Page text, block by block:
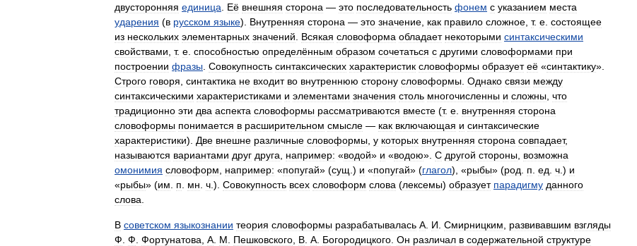
двусторонняя единица Её внешняя сторона — это последовательность фонем с указанием места
ударения (в русском языке). Внутренняя сторона — это значение как правило сложное т. е состоящее
из нескольких элементарных значений Всякая словоформа обладает некоторыми синтаксическими
свойствами т. е способностью определённым образом сочетаться с другими словоформами при
построении фразы Совокупность синтаксических характеристик словоформы образует её «синтактику».
Строго говоря синтактика не входит во внутреннюю сторону словоформы Однако связи между
синтаксическими характеристиками и элементами значения столь многочисленны и сложны что
традиционно эти два аспекта словоформы рассматриваются вместе (т. е внутренняя сторона
словоформы понимается в расширительном смысле — как включающая и синтаксические
характеристики). Две внешне различные словоформы у которых внутренняя сторона совпадает,
называются вариантами друг друга например: «водой» и «водою». С другой стороны возможна
омонимия словоформ например: «попугай» (сущ .) и «попугай» (глагол), «рыбы» (род п ед ч .) и
«рыбы» (им п мн ч .). Совокупность всех словоформ слова (лексемы) образует парадигму данного
слова
В советском языкознании теория словоформы разрабатывалась А И Смирницким развивавшим взгляды
Ф Ф Фортунатова А М Пешковского В А Богородицкого Он различал в содержательной структуре